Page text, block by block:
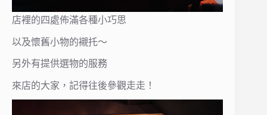
店裡的四處佈滿各種小巧思
以及懷舊小物的襯托～
另外有提供選物的服務
來店的大家，記得往後參觀走走！